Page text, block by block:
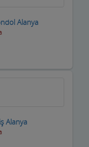
Alanya
Alanya